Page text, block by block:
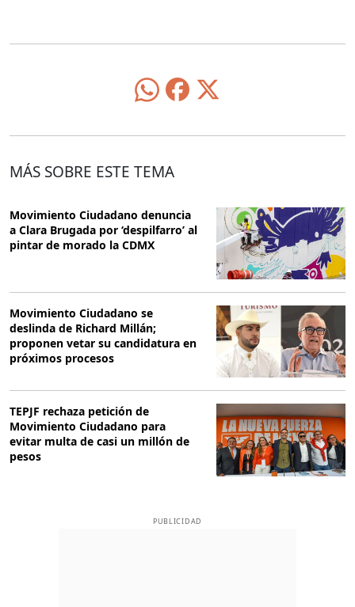
MÁS SOBRE ESTE TEMA
Movimiento Ciudadano denuncia
a Clara Brugada por ‘despilfarro’ al
pintar de morado la CDMX
Movimiento Ciudadano se
deslinda de Richard Millán;
proponen vetar su candidatura en
próximos procesos
TEPJF rechaza petición de
Movimiento Ciudadano para
evitar multa de casi un millón de
pesos
PUBLICIDAD